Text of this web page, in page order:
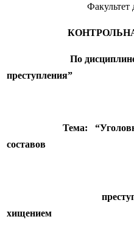
Факультет
По
преступления”
Тема: “Уголовно-
составов
преступлений,
хищением